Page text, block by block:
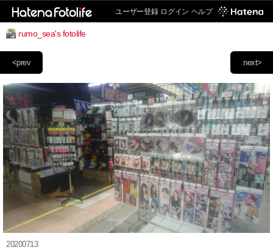
ユーザー登録 ログイン ヘルプ
rumo_sea's fotolife
next>
<prev
20200713